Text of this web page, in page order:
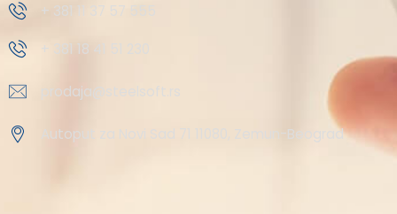
+ 381 11 37 57 555
+ 381 18 41 51 230
prodaja@steelsoft.rs
Autoput za Novi Sad 71 11080, Zemun-Beograd